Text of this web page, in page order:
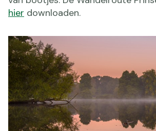
hier downloaden.